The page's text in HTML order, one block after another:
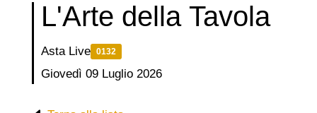
L'Arte della Tavola
Asta Live 0132
Giovedì 09 Luglio 2026